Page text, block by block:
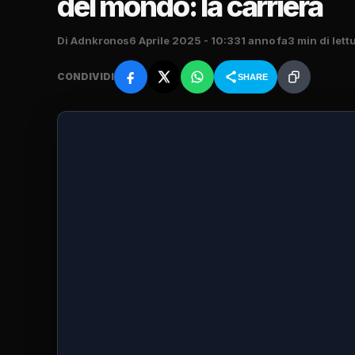
Di Adnkronos6 Aprile 2025 - 10:331 anno fa3 min di
CONDIVIDI SHARE